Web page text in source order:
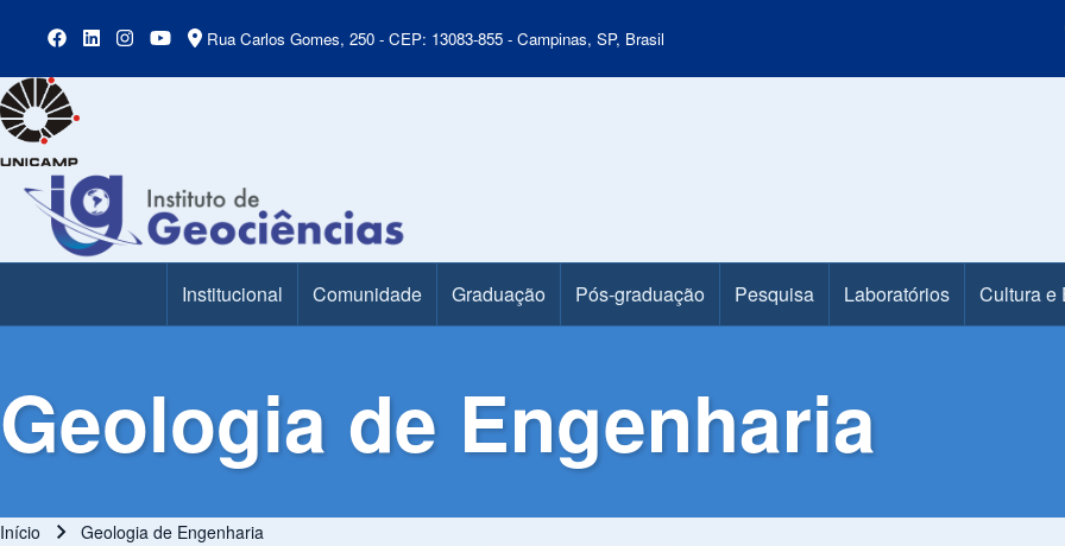
Rua Carlos Gomes, 250 - CEP: 13083-855 - Campinas, SP, Brasil
Main MenuInstitucional Comunidade Graduação Pós-graduação Pesquisa Laboratórios Cultura e
Geologia de Engenharia
Início Geologia de Engenharia